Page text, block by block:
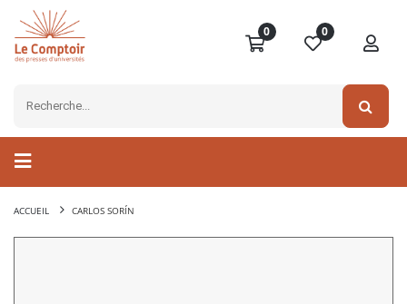
0 0
ACCUEIL CARLOS SORÍN